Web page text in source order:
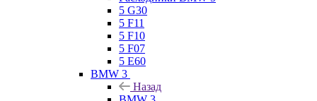
5 G30
5 F11
5 F10
5 F07
5 E60
BMW 3
Назад